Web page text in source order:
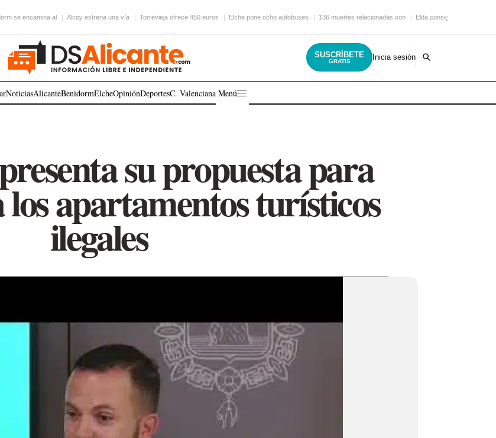
se encamina al Alcoy estrena una vía Torrevieja ofrece 450 euros Elche pone ocho autobuses 136 muertes relacionadas con Elda consigue una nueva
SUSCRÍBETE
GRATIS Inicia sesión
NoticiasAlicanteBenidormElcheOpiniónDeportesC. Valenciana Menú
su propuesta para
apartamentos turísticos
ilegales